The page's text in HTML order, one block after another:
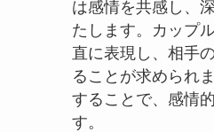
は感情を共感し、
たします。カップ
直に表現し、相手
ることが求められ
することで、感情
す。